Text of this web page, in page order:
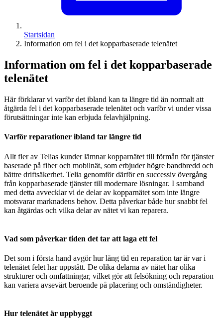
Startsidan
Information om fel i det kopparbaserade telenätet
Information om fel i det kopparbaserade
telenätet
Här förklarar vi varför det ibland kan ta längre tid än normalt att
åtgärda fel i det kopparbaserade telenätet och varför vi under vissa
förutsättningar inte kan erbjuda felavhjälpning.
Varför reparationer ibland tar längre tid
Allt fler av Telias kunder lämnar kopparnätet till förmån för tjänster
baserade på fiber och mobilnät, som erbjuder högre bandbredd och
bättre driftsäkerhet. Telia genomför därför en successiv övergång
från kopparbaserade tjänster till modernare lösningar. I samband
med detta avvecklar vi de delar av kopparnätet som inte längre
motsvarar marknadens behov. Detta påverkar både hur snabbt fel
kan åtgärdas och vilka delar av nätet vi kan reparera.
Vad som påverkar tiden det tar att laga ett fel
Det som i första hand avgör hur lång tid en reparation tar är var i
telenätet felet har uppstått. De olika delarna av nätet har olika
strukturer och omfattningar, vilket gör att felsökning och reparation
kan variera avsevärt beroende på placering och omständigheter.
Hur telenätet är uppbyggt